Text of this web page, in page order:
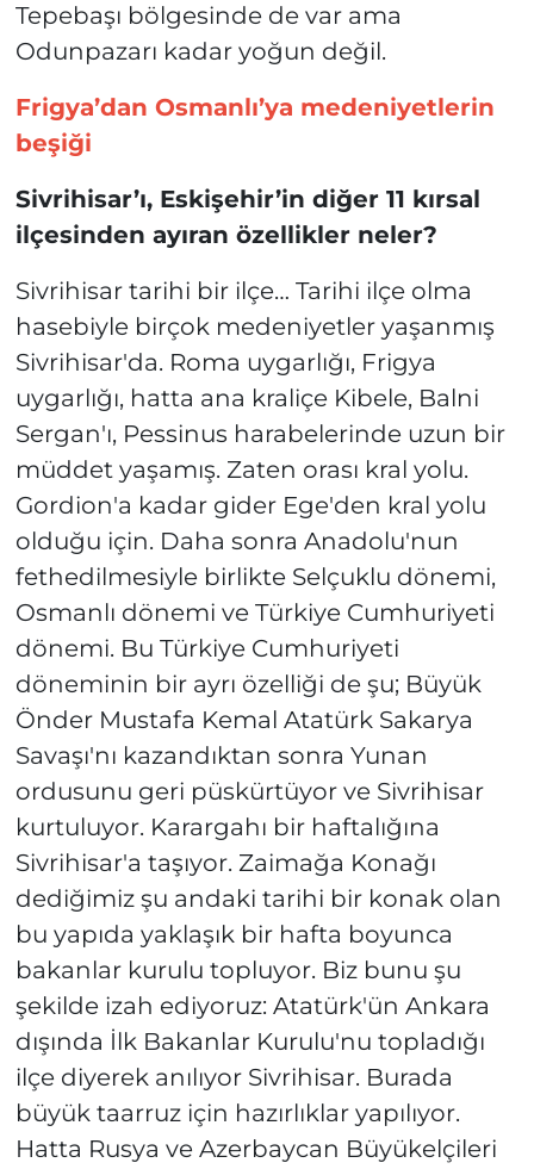
Tepebaşı bölgesinde de var ama
Odunpazarı kadar yoğun değil.
Frigya’dan Osmanlı’ya medeniyetlerin
beşiği
Sivrihisar’ı, Eskişehir’in diğer 11 kırsal
ilçesinden ayıran özellikler neler?
Sivrihisar tarihi bir ilçe… Tarihi ilçe olma
hasebiyle birçok medeniyetler yaşanmış
Sivrihisar'da. Roma uygarlığı, Frigya
uygarlığı, hatta ana kraliçe Kibele, Balni
Sergan'ı, Pessinus harabelerinde uzun bir
müddet yaşamış. Zaten orası kral yolu.
Gordion'a kadar gider Ege'den kral yolu
olduğu için. Daha sonra Anadolu'nun
fethedilmesiyle birlikte Selçuklu dönemi,
Osmanlı dönemi ve Türkiye Cumhuriyeti
dönemi. Bu Türkiye Cumhuriyeti
döneminin bir ayrı özelliği de şu; Büyük
Önder Mustafa Kemal Atatürk Sakarya
Savaşı'nı kazandıktan sonra Yunan
ordusunu geri püskürtüyor ve Sivrihisar
kurtuluyor. Karargahı bir haftalığına
Sivrihisar'a taşıyor. Zaimağa Konağı
dediğimiz şu andaki tarihi bir konak olan
bu yapıda yaklaşık bir hafta boyunca
bakanlar kurulu topluyor. Biz bunu şu
şekilde izah ediyoruz: Atatürk'ün Ankara
dışında İlk Bakanlar Kurulu'nu topladığı
ilçe diyerek anılıyor Sivrihisar. Burada
büyük taarruz için hazırlıklar yapılıyor.
Hatta Rusya ve Azerbaycan Büyükelçileri